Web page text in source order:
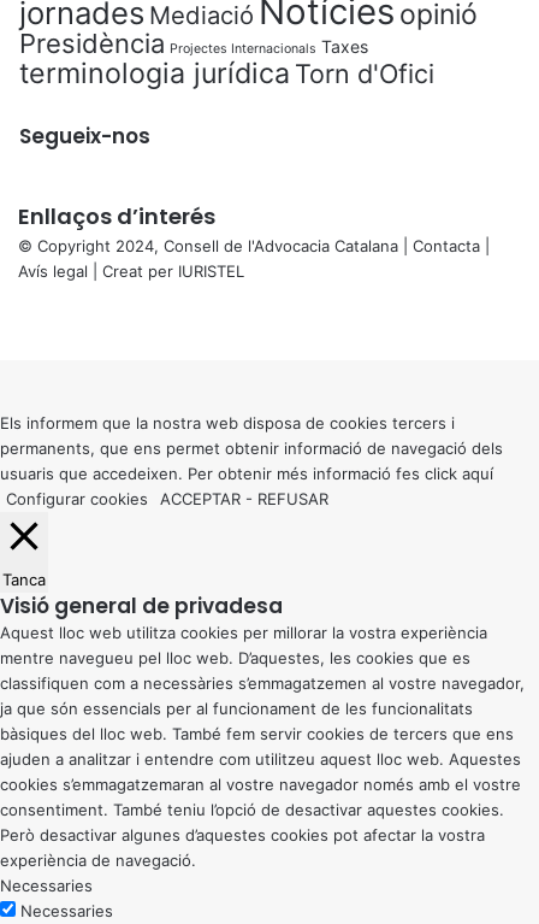
jornades Mediació Notícies opinió
Presidència Projectes Internacionals Taxes
terminologia jurídica Torn d'Ofici
Segueix-nos
Enllaços d’interés
© Copyright 2024, Consell de l'Advocacia Catalana | Contacta
Avís legal | Creat per IURISTEL
button
Els informem que la nostra web disposa de cookies tercers i
permanents, que ens permet obtenir informació de navegació dels
usuaris que accedeixen. Per obtenir més informació fes click aquí
Configurar cookies
ACCEPTAR - REFUSAR
Tanca
Visió general de privadesa
Aquest lloc web utilitza cookies per millorar la vostra experiència
mentre navegueu pel lloc web. D’aquestes, les cookies que es
classifiquen com a necessàries s’emmagatzemen al vostre navegador,
ja que són essencials per al funcionament de les funcionalitats
bàsiques del lloc web. També fem servir cookies de tercers que ens
ajuden a analitzar i entendre com utilitzeu aquest lloc web. Aquestes
cookies s’emmagatzemaran al vostre navegador només amb el vostre
consentiment. També teniu l’opció de desactivar aquestes cookies.
Però desactivar algunes d’aquestes cookies pot afectar la vostra
experiència de navegació.
Necessaries
Necessaries